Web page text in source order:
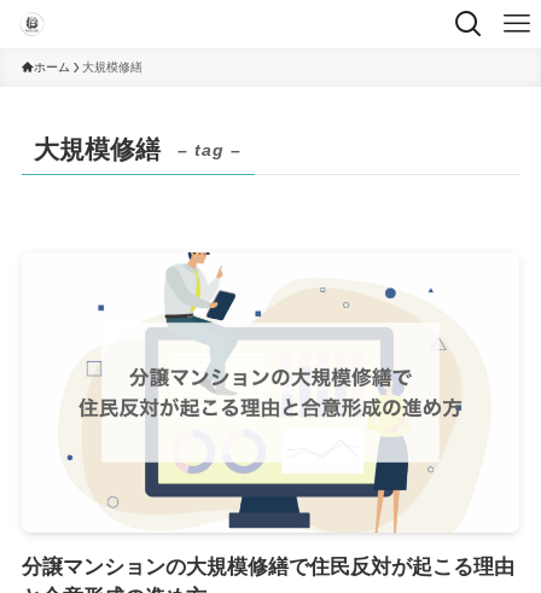
ホーム 大規模修繕
大規模修繕 – tag –
分譲マンションの大規模修繕で住民反対が起こる理由